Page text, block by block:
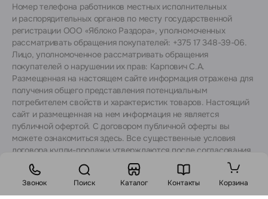
Номер телефона работников местных исполнительных
и распорядительных органов по месту государственной
регистрации ООО «Яблоко Раздора», уполномоченных
рассматривать обращения покупателей: +375 17 348-39-06.
Лицо, уполномоченное рассматривать обращения
покупателей о нарушении их прав: Карпович С.А.
Размещенная на настоящем сайте информация отражена для
получения общего представления потенциальным
потребителем свойств и характеристик товаров. Настоящий
сайт и размещенная на нем информация не является
публичной офертой. С договором публичной оферты вы
можете ознакомиться здесь. Все существенные условия
договора купли-продажи утверждаются после согласования
с консультантами.
Звонок Поиск Каталог Контакты Корзина